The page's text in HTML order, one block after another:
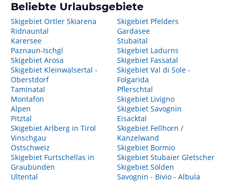
Beliebte Urlaubsgebiete
Skigebiet Ortler Skiarena
Ridnauntal
Karersee
Paznaun-Ischgl
Skigebiet Arosa
Skigebiet Kleinwalsertal -
Oberstdorf
Taminatal
Montafon
Alpen
Pitztal
Skigebiet Arlberg in Tirol
Vinschgau
Ostschweiz
Skigebiet Furtschellas in
Graubünden
Ultental
Skigebiet Pfelders
Gardasee
Stubaital
Skigebiet Ladurns
Skigebiet Fassatal
Skigebiet Val di Sole -
Folgarida
Pflerschtal
Skigebiet Livigno
Skigebiet Savognin
Eisacktal
Skigebiet Fellhorn /
Kanzelwand
Skigebiet Bormio
Skigebiet Stubaier Gletscher
Skigebiet Sölden
Savognin - Bivio - Albula